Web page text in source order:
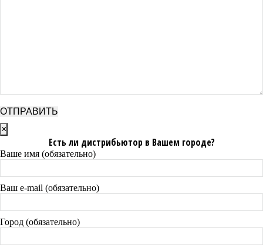
×
Есть ли дистрибьютор в Вашем городе?
Ваше имя (обязательно)
Ваш e-mail (обязательно)
Город (обязательно)